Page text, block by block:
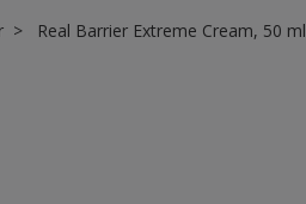
Real Barrier Extreme Cream, 50 ml